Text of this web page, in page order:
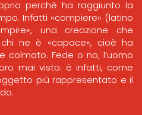
perché ha raggiunto la
Infatti «compiere» (latino
una creazione che
ne è «capace», cioè ha
colmato. Fede o no, l’uomo
mai visto: è infatti, come
più rappresentato e il